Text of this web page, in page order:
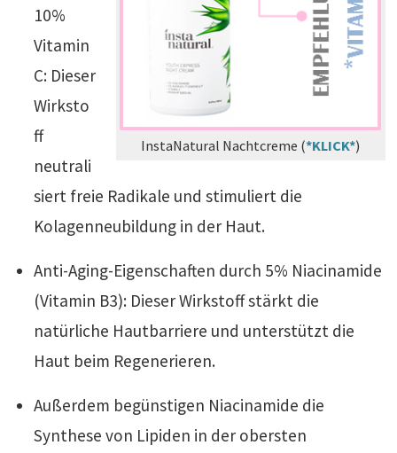
InstaNatural Nachtcreme (*KLICK*)
10%
Vitamin
C: Dieser
Wirksto
ff
neutrali
siert freie Radikale und stimuliert die
Kolagenneubildung in der Haut.
Anti-Aging-Eigenschaften durch 5% Niacinamide
(Vitamin B3): Dieser Wirkstoff stärkt die
natürliche Hautbarriere und unterstützt die
Haut beim Regenerieren.
Außerdem begünstigen Niacinamide die
Synthese von Lipiden in der obersten